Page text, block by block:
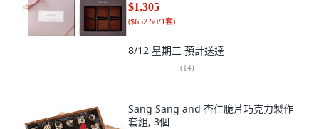
$1,305
($652.50/1套)
8/12 星期三 預計送達
(14)
Sang Sang and 杏仁脆片巧克力製作
套組, 3個